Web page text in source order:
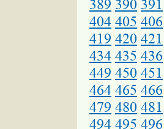
389 390 391
404 405 406
419 420 421
434 435 436
449 450 451
464 465 466
479 480 481
494 495 496